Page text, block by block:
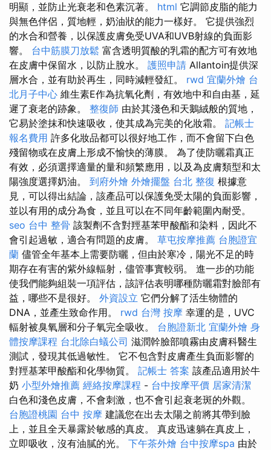
明顯，並防止光衰老和色素沉著。 html 它調節皮脂的能力
與無色伴侶，質地輕，奶油狀的能力一樣好。 它提供強烈
的水合和營養，以保護皮膚免受UVA和UVB射線的負面影
響。 台中筋膜刀放鬆 富含透明質酸的乳霜的配方可有效地
在皮膚中保留水，以防止脫水。 護照申請 Allantoin提供深
層水合，並有助於再生，同時減輕發紅。 rwd 宜蘭外燴 台
北月子中心 維生素E作為抗氧化劑，有效地中和自由基，延
遲了衰老的跡象。 整復師 由於其淺色和天鵝絨般的質地，
它易於塗抹和快速吸收，使其成為完美的化妝霜。 記帳士
報名費用 許多化妝品都可以很好地工作，而不會留下白色
殘留物或在皮膚上形成不愉快的薄膜。 為了使防曬霜真正
有效，必須選擇適量的量和頻繁應用，以及為皮膚類型和太
陽強度選擇奶油。 到府外燴 外燴擺盤 台北 整復 根據意
見，可以得出結論，該產品可以保護免受太陽的負面影響，
並以有用的成分為食，並且可以在不同年齡範圍內耐受。
seo 台中 整骨 該製劑不含對羥基苯甲酸酯和染料，因此不
會引起過敏，適合有問題的皮膚。 草屯按摩推薦 台胞證宜
蘭 儘管全年基本上需要防曬，但由於寒冷，陽光不足的時
期存在有害的紫外線輻射，儘管事實較弱。 進一步的功能
使我們能夠組裝一項評估，該評估表明哪種防曬霜對臉部有
益，哪些不是很好。 外資設立 它們分解了活生物體的
DNA，並產生致命作用。 rwd 台灣 按摩 幸運的是，UVC
輻射被臭氧層和分子氧完全吸收。 台胞證新北 宜蘭外燴 身
體按摩課程 台北除白蟻公司 滋潤幹臉部噴霧由皮膚科醫生
測試，發現其低過敏性。 它不包含對皮膚產生負面影響的
對羥基苯甲酸酯和化學物質。 記帳士 答案 該產品適用於牛
奶 小型外燴推薦 經絡按摩課程 - 台中按摩平價 居家清潔
白色和淺色皮膚，不會刺激，也不會引起衰老斑的外觀。
台胞證桃園 台中 按摩 建議您在出去太陽之前將其帶到臉
上，並且全天暴露於敏感的真皮。 真皮迅速躺在真皮上，
立即吸收，沒有油膩的光。 下午茶外燴 台中按摩spa 由於